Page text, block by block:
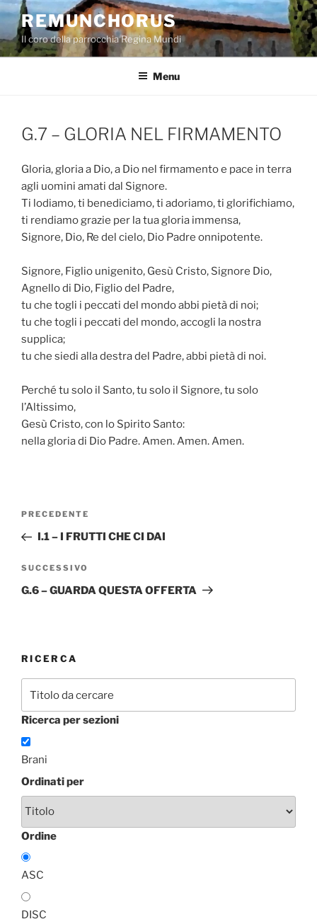
Salta
contenuto
REMUNCHORUS
Il coro della parrocchia Regina Mundi
Menu
G.7 – GLORIA NEL FIRMAMENTO
Gloria, gloria a Dio, a Dio nel firmamento e pace in terra
agli uomini amati dal Signore.
Ti lodiamo, ti benediciamo, ti adoriamo, ti glorifichiamo,
ti rendiamo grazie per la tua gloria immensa,
Signore, Dio, Re del cielo, Dio Padre onnipotente.
Signore, Figlio unigenito, Gesù Cristo, Signore Dio,
Agnello di Dio, Figlio del Padre,
tu che togli i peccati del mondo abbi pietà di noi;
tu che togli i peccati del mondo, accogli la nostra
supplica;
tu che siedi alla destra del Padre, abbi pietà di noi.
Perché tu solo il Santo, tu solo il Signore, tu solo
l’Altissimo,
Gesù Cristo, con lo Spirito Santo:
nella gloria di Dio Padre. Amen. Amen. Amen.
Navigazione
Articolo
precedente:
PRECEDENTE
I.1 – I FRUTTI CHE CI DAI
Articolo
successivo
SUCCESSIVO
G.6 – GUARDA QUESTA OFFERTA
RICERCA
Ricerca per sezioni
Brani
Ordinati per
Ordine
ASC
DISC